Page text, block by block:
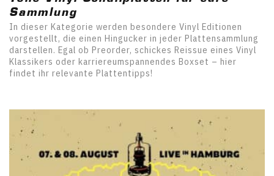
Sammlung
In dieser Kategorie werden besondere Vinyl Editionen
vorgestellt, die einen Hingucker in jeder Plattensammlung
darstellen. Egal ob Preorder, schickes Reissue eines Vinyl
Klassikers oder karriereumspannendes Boxset – hier
findet ihr relevante Plattentipps!